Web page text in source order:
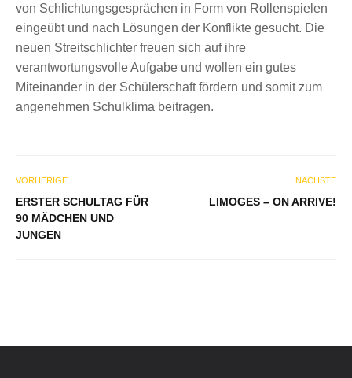
von Schlichtungsgesprächen in Form von Rollenspielen
eingeübt und nach Lösungen der Konflikte gesucht. Die
neuen Streitschlichter freuen sich auf ihre
verantwortungsvolle Aufgabe und wollen ein gutes
Miteinander in der Schülerschaft fördern und somit zum
angenehmen Schulklima beitragen.
VORHERIGE
ERSTER SCHULTAG FÜR
90 MÄDCHEN UND
JUNGEN
NÄCHSTE
LIMOGES – ON ARRIVE!